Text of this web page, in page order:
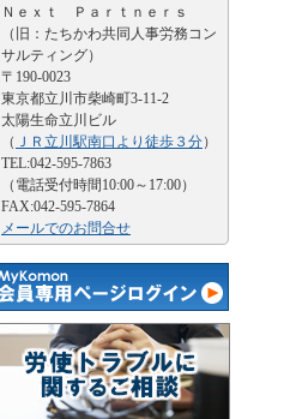
Ｎｅｘｔ Ｐａｒｔｎｅｒｓ
（旧：たちかわ共同人事労務コン
サルティング）
〒190-0023
東京都立川市柴崎町3-11-2
太陽生命立川ビル
（ ＪＲ立川駅南口より徒歩３分）
TEL:042-595-7863
（電話受付時間10:00～17:00）
FAX:042-595-7864
メールでのお問合せ